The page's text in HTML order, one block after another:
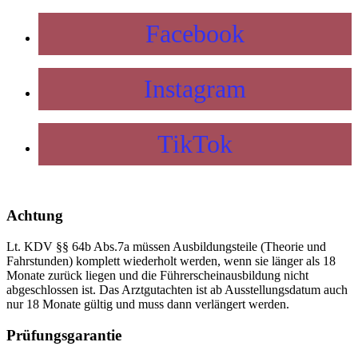
Facebook
Instagram
TikTok
Achtung
Lt. KDV §§ 64b Abs.7a müssen Ausbildungsteile (Theorie und
Fahrstunden) komplett wiederholt werden, wenn sie länger als 18
Monate zurück liegen und die Führerscheinausbildung nicht
abgeschlossen ist. Das Arztgutachten ist ab Ausstellungsdatum auch
nur 18 Monate gültig und muss dann verlängert werden.
Prüfungsgarantie